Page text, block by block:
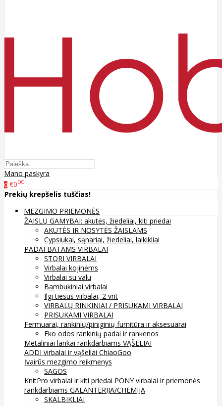
Mano paskyra
0 €000
Prekių krepšelis tuščias!
MEZGIMO PRIEMONĖS
ŽAISLŲ GAMYBAI: akutės, žiedeliai, kiti priedai
AKUTĖS IR NOSYTĖS ŽAISLAMS
Cypsiukai, sąnariai, žiedeliai, laikikliai
PADAI BATAMS VIRBALAI
STORI VIRBALAI
Virbalai kojinėms
Virbalai su valu
Bambukiniai virbalai
Ilgi tiesūs virbalai, 2 vnt
VIRBALŲ RINKINIAI / PRISUKAMI VIRBALAI
PRISUKAMI VIRBALAI
Fermuarai, rankinių/piniginių furnitūra ir aksesuarai
Eko odos rankinių padai ir rankenos
Metaliniai lankai rankdarbiams VĄŠELIAI
ADDI virbalai ir vąšeliai ChiaoGoo
Įvairūs mezgimo reikmenys
SAGOS
KnitPro virbalai ir kiti priedai PONY virbalai ir priemonės
rankdarbiams GALANTERIJA/CHEMIJA
SKALBIKLIAI